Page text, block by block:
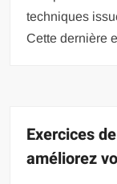
techniques
Cette dernière
Exercices
améliorez